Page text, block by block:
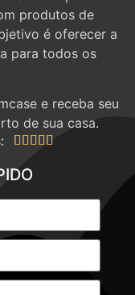
em capinhas e
produtos de
é oferecer a
para todos os
e receba seu
de sua casa.
